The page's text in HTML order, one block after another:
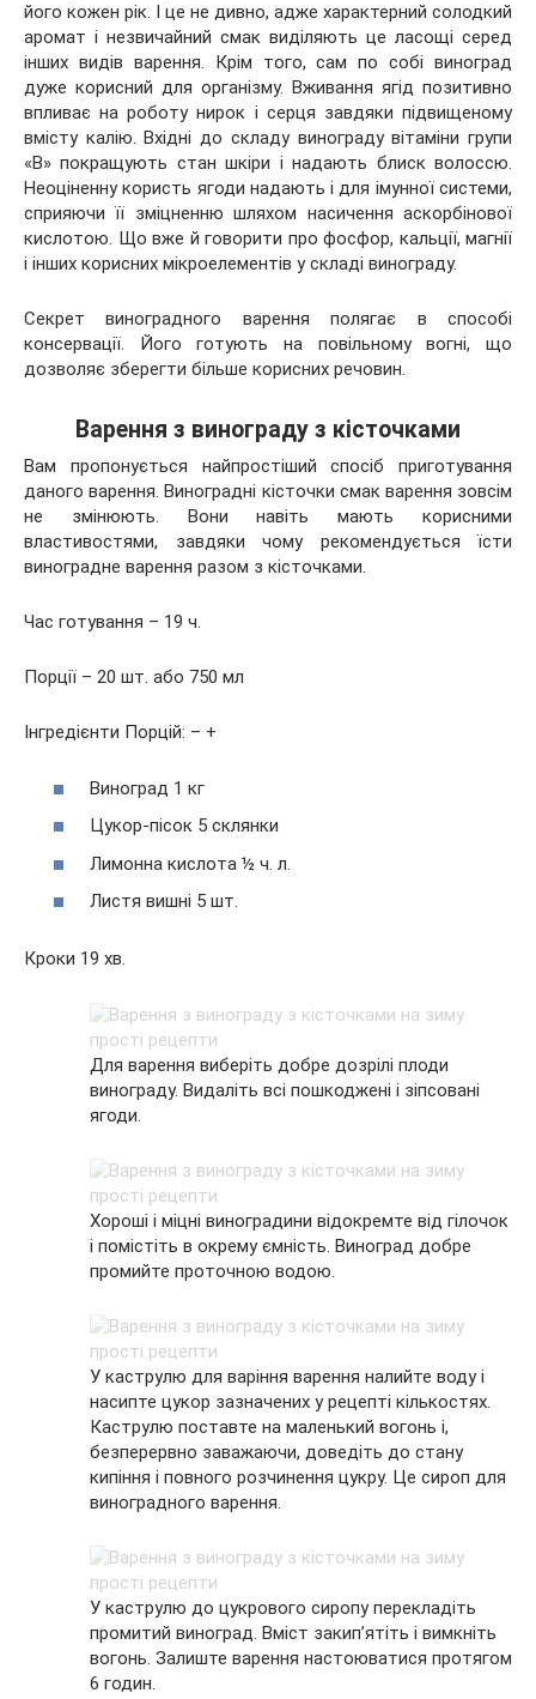
його кожен рік. І це не дивно, адже характерний солодкий
аромат і незвичайний смак виділяють це ласощі серед
інших видів варення. Крім того, сам по собі виноград
дуже корисний для організму. Вживання ягід позитивно
впливає на роботу нирок і серця завдяки підвищеному
вмісту калію. Вхідні до складу винограду вітаміни групи
«В» покращують стан шкіри і надають блиск волоссю.
Неоціненну користь ягоди надають і для імунної системи,
сприяючи її зміцненню шляхом насичення аскорбінової
кислотою. Що вже й говорити про фосфор, кальції, магнії
і інших корисних мікроелементів у складі винограду.
Секрет виноградного варення полягає в способі
консервації. Його готують на повільному вогні, що
дозволяє зберегти більше корисних речовин.
Варення з винограду з кісточками
Вам пропонується найпростіший спосіб приготування
даного варення. Виноградні кісточки смак варення зовсім
не змінюють. Вони навіть мають корисними
властивостями, завдяки чому рекомендується їсти
виноградне варення разом з кісточками.
Час готування – 19 ч.
Порції – 20 шт. або 750 мл
Інгредієнти Порцій: – +
Виноград 1 кг
Цукор-пісок 5 склянки
Лимонна кислота ½ ч. л.
Листя вишні 5 шт.
Кроки 19 хв.
Для варення виберіть добре дозрілі плоди
винограду. Видаліть всі пошкоджені і зіпсовані
ягоди.
Хороші і міцні виноградини відокремте від гілочок
і помістіть в окрему ємність. Виноград добре
промийте проточною водою.
У каструлю для варіння варення налийте воду і
насипте цукор зазначених у рецепті кількостях.
Каструлю поставте на маленький вогонь і,
безперервно заважаючи, доведіть до стану
кипіння і повного розчинення цукру. Це сироп для
виноградного варення.
У каструлю до цукрового сиропу перекладіть
промитий виноград. Вміст закип’ятіть і вимкніть
вогонь. Залиште варення настоюватися протягом
6 годин.